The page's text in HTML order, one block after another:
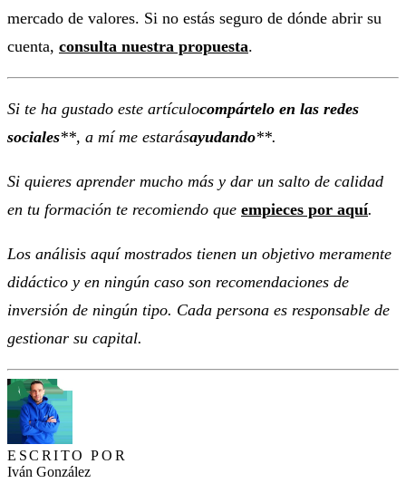
mercado de valores. Si no estás seguro de dónde abrir su
cuenta, consulta nuestra propuesta.
Si te ha gustado este artículocompártelo en las redes
sociales**, a mí me estarásayudando**.
Si quieres aprender mucho más y dar un salto de calidad
en tu formación te recomiendo que empieces por aquí.
Los análisis aquí mostrados tienen un objetivo meramente
didáctico y en ningún caso son recomendaciones de
inversión de ningún tipo. Cada persona es responsable de
gestionar su capital.
ESCRITO POR
Iván González